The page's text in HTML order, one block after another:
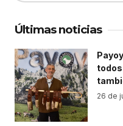
Últimas noticias
todos
26 de